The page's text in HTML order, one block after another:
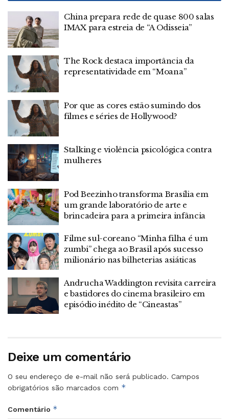
China prepara rede de quase 800 salas
IMAX para estreia de “A Odisseia”
The Rock destaca importância da
representatividade em “Moana”
Por que as cores estão sumindo dos
filmes e séries de Hollywood?
Stalking e violência psicológica contra
mulheres
Pod Beezinho transforma Brasília em
um grande laboratório de arte e
brincadeira para a primeira infância
Filme sul-coreano “Minha filha é um
zumbi” chega ao Brasil após sucesso
milionário nas bilheterias asiáticas
Andrucha Waddington revisita carreira
e bastidores do cinema brasileiro em
episódio inédito de “Cineastas”
Deixe um comentário
O seu endereço de e-mail não será publicado. Campos
obrigatórios são marcados com *
Comentário *